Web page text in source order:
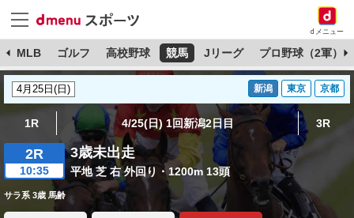
dメニュー
MLB ゴルフ 高校野球 競馬 Jリーグ プロ野球（2軍）
新潟 東京 京都
1R 4/25(日) 1回新潟2日目 3R
2R
10:35
3歳未出走
平地 芝 右 外回り・1200m 13頭
サラ系 3歳 馬齢